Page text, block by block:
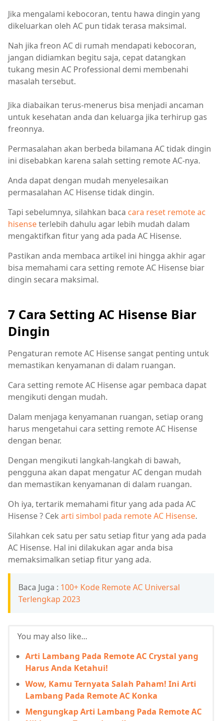
Jika mengalami kebocoran, tentu hawa dingin yang
dikeluarkan oleh AC pun tidak terasa maksimal.
Nah jika freon AC di rumah mendapati kebocoran,
jangan didiamkan begitu saja, cepat datangkan
tukang mesin AC Professional demi membenahi
masalah tersebut.
Jika diabaikan terus-menerus bisa menjadi ancaman
untuk kesehatan anda dan keluarga jika terhirup gas
freonnya.
Permasalahan akan berbeda bilamana AC tidak dingin
ini disebabkan karena salah setting remote AC-nya.
Anda dapat dengan mudah menyelesaikan
permasalahan AC Hisense tidak dingin.
Tapi sebelumnya, silahkan baca cara reset remote ac
hisenseterlebih dahulu agar lebih mudah dalam
mengaktifkan fitur yang ada pada AC Hisense.
Pastikan anda membaca artikel ini hingga akhir agar
bisa memahami cara setting remote AC Hisense biar
dingin secara maksimal.
7 Cara Setting AC Hisense Biar
Dingin
Pengaturan remote AC Hisense sangat penting untuk
memastikan kenyamanan di dalam ruangan.
Cara setting remote AC Hisense agar pembaca dapat
mengikuti dengan mudah.
Dalam menjaga kenyamanan ruangan, setiap orang
harus mengetahui cara setting remote AC Hisense
dengan benar.
Dengan mengikuti langkah-langkah di bawah,
pengguna akan dapat mengatur AC dengan mudah
dan memastikan kenyamanan di dalam ruangan.
Oh iya, tertarik memahami fitur yang ada pada AC
Hisense ? Cek arti simbol pada remote AC Hisense.
Silahkan cek satu per satu setiap fitur yang ada pada
AC Hisense. Hal ini dilakukan agar anda bisa
memaksimalkan setiap fitur yang ada.
Baca Juga : 100+ Kode Remote AC Universal
Terlengkap 2023
You may also like...
Arti Lambang Pada Remote AC Crystal yang
Harus Anda Ketahui!
Wow, Kamu Ternyata Salah Paham! Ini Arti
Lambang Pada Remote AC Konka
Mengungkap Arti Lambang Pada Remote AC